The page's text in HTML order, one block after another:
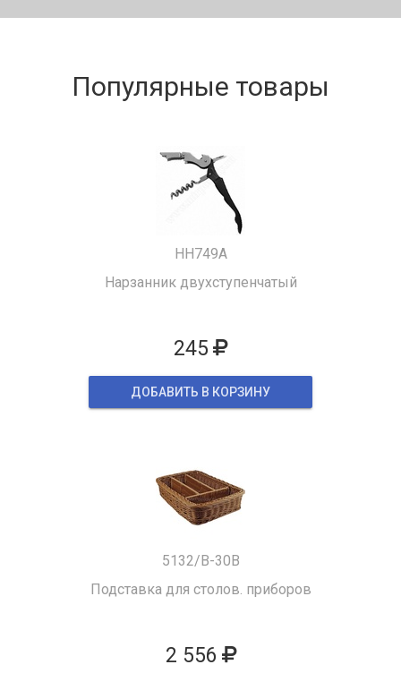
Популярные товары
HH749A
Нарзанник двухступенчатый
245
ДОБАВИТЬ В КОРЗИНУ
5132/B-30B
Подставка для столов. приборов
2 556